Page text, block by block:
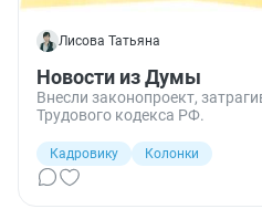
Лисова Татьяна
Новости из Думы
Внесли законопроект,
Трудового кодекса РФ.
Кадровику
Колонки